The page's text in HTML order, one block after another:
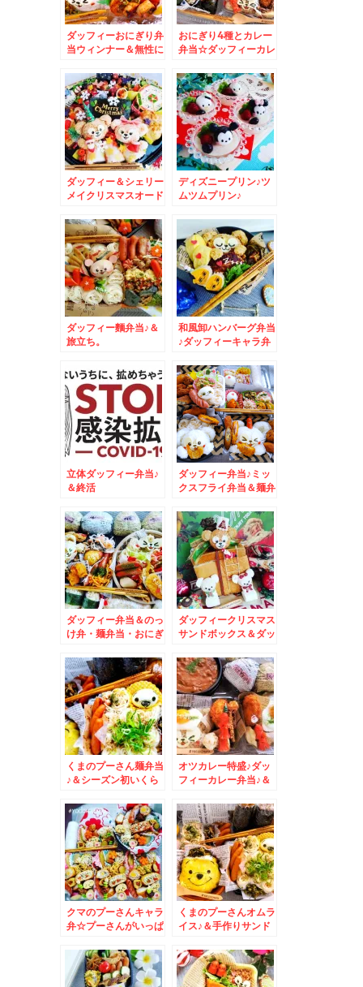
ダッフィーおにぎり弁
当ウィンナー＆無性に
りドンキー！」レギュ
ラー＆おろしそバーグ
300g( ´艸｀)
おにぎり4種とカレー
弁当☆ダッフィーカレ
ダッフィー＆シェリー
メイクリスマスオード
ディズニープリン♪ツ
ムツムプリン♪
ダッフィー麵弁当♪＆
旅立ち。
和風卸ハンバーグ弁当
♪ダッフィーキャラ弁
立体ダッフィー弁当♪
＆終活
ダッフィー弁当♪ミッ
クスフライ弁当＆麺弁
ダッフィー弁当＆のっ
け弁・麺弁当・おにぎ
ダッフィークリスマス
サンドボックス＆ダッ
クリスマススイーツ☆
くまのプーさん麺弁当
♪＆シーズン初いくら
グルメ☆
オツカレー特盛♪ダッ
フィーカレー弁当♪＆
シピ
クマのプーさんキャラ
弁☆プーさんがいっぱ
the-Poohkyaraben
くまのプーさんオムラ
イス♪＆手作りサンド
んのサンドが美味しす
ぎる件